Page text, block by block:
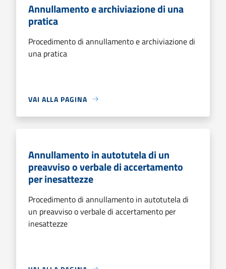
Annullamento e archiviazione di una
pratica
Procedimento di annullamento e archiviazione di
una pratica
VAI ALLA PAGINA
Annullamento in autotutela di un
preavviso o verbale di accertamento
per inesattezze
Procedimento di annullamento in autotutela di
un preavviso o verbale di accertamento per
inesattezze